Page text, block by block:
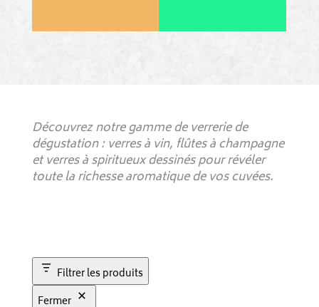
Découvrez notre gamme de verrerie de
dégustation : verres à vin, flûtes à champagne
et verres à spiritueux dessinés pour révéler
toute la richesse aromatique de vos cuvées.
Filtrer les produits
Fermer